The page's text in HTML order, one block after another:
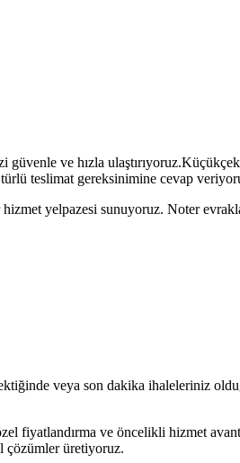
ve hızla ulaştırıyoruz.
teslimat gereksinimine cevap
yelpazesi sunuyoruz. Noter
veya son dakika ihaleleriniz
fiyatlandırma ve öncelikli hizmet
çözümler üretiyoruz.